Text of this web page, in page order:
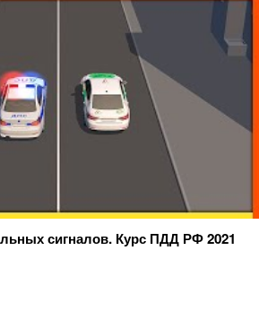
сигналов. Курс ПДД РФ 2021